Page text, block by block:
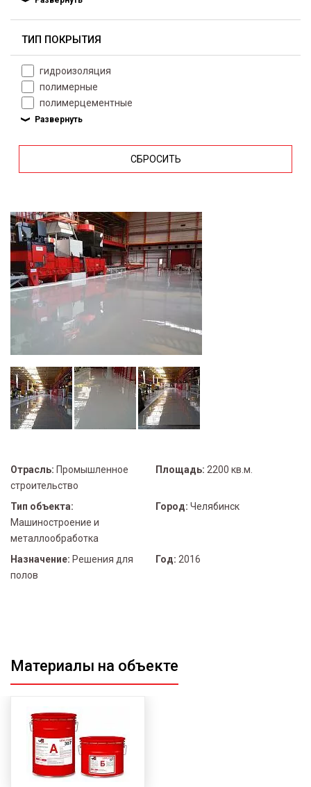
ТИП ПОКРЫТИЯ
гидроизоляция
полимерные
полимерцементные
СБРОСИТЬ
Отрасль: Промышленное
строительство
Площадь: 2200 кв.м.
Тип объекта:
Машиностроение и
металлообработка
Город: Челябинск
Назначение: Решения для
полов
Год: 2016
Материалы на объекте